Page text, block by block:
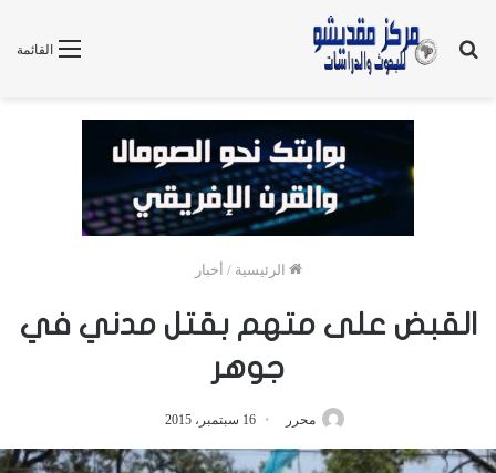
القائمة
بحث
الرئيسية / أخبار
القبض على متهم بقتل مدني في
جوهر
محرر 16 سبتمبر، 2015